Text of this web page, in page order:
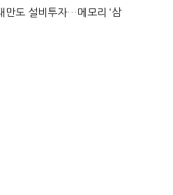
로 진...
만도 설비투자…메모리 ‘삼